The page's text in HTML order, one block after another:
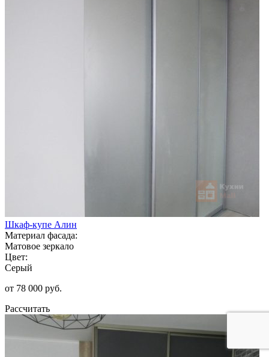
Шкаф-купе Алин
Материал фасада:
Матовое зеркало
Цвет:
Серый
от 78 000 руб.
Рассчитать